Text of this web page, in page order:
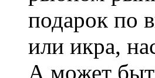
подарок по
или икра,
А может